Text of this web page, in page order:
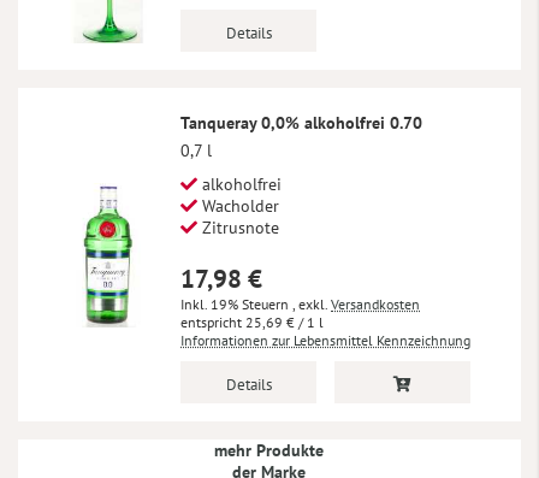
Details
Tanqueray 0,0% alkoholfrei 0.70
0,7 l
alkoholfrei
Wacholder
Zitrusnote
17,98 €
Inkl. 19% Steuern , exkl. Versandkosten
25,69 € / 1 l
Informationen zur Lebensmittel Kennzeichnung
Details
mehr Produkte
der Marke